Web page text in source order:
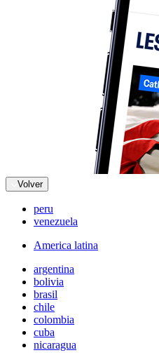
Volver
peru
venezuela
America latina
argentina
bolivia
brasil
chile
colombia
cuba
nicaragua